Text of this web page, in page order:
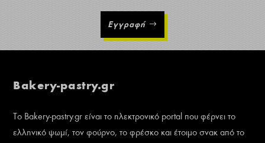
Εγγραφή
Bakery-pastry.gr
Το Bakery-pastry.gr είναι το ηλεκτρονικό portal που φέρνει το
ελληνικό ψωμί, τον φούρνο, το φρέσκο και έτοιμο σνακ από το